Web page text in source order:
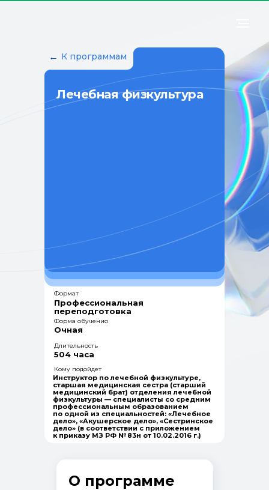
Форма обучения
Очная
Длительность
504 часа
Инструктор по лечебной физкультуре,
старшая медицинская сестра (старший
медицинский брат) отделения лечебной
физкультуры — специалисты со средним
профессиональным образованием
по одной из специальностей: «Лечебное
дело», «Акушерское дело», «Сестринское
дело» (в соответствии с приложением
к приказу МЗ РФ № 83н от 10.02.2016 г.)
Кому подойдет
Профессиональная
переподготовка
Формат
← К программам
Лечебная физкультура
О программе